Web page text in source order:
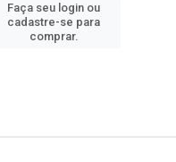
Faça seu login ou
cadastre-se para
comprar.